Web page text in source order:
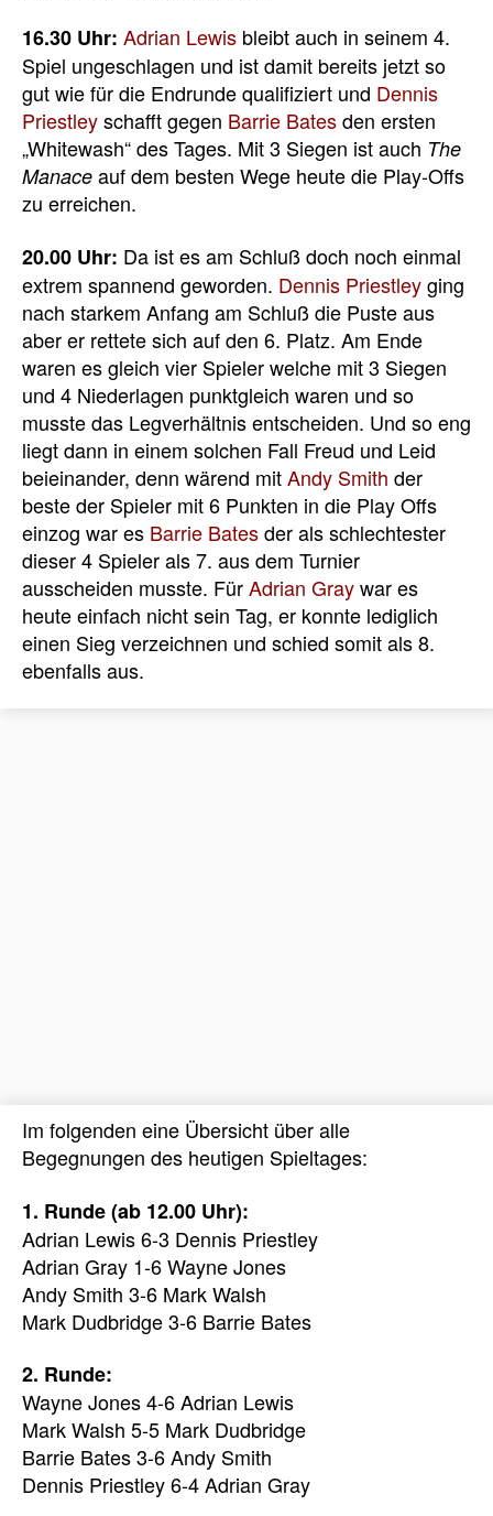
16.30 Uhr: Adrian Lewis bleibt auch in seinem 4.
Spiel ungeschlagen und ist damit bereits jetzt so
gut wie für die Endrunde qualifiziert und Dennis
Priestleyschafft gegen Barrie Batesden ersten
„Whitewash“ des Tages. Mit 3 Siegen ist auch The
Manace auf dem besten Wege heute die Play-Offs
zu erreichen.
20.00 Uhr: Da ist es am Schluß doch noch einmal
extrem spannend geworden. Dennis Priestleyging
nach starkem Anfang am Schluß die Puste aus
aber er rettete sich auf den 6. Platz. Am Ende
waren es gleich vier Spieler welche mit 3 Siegen
und 4 Niederlagen punktgleich waren und so
musste das Legverhältnis entscheiden. Und so eng
liegt dann in einem solchen Fall Freud und Leid
beieinander, denn wärend mitAndy Smith der
beste der Spieler mit 6 Punkten in die Play Offs
einzog war es Barrie Batesder als schlechtester
dieser 4 Spieler als 7. aus dem Turnier
ausscheiden musste. FürAdrian Graywar es
heute einfach nicht sein Tag, er konnte lediglich
einen Sieg verzeichnen und schied somit als 8.
ebenfalls aus.
Im folgenden eine Übersicht über alle
Begegnungen des heutigen Spieltages:
1. Runde (ab 12.00 Uhr):
Adrian Lewis 6-3 Dennis Priestley
Adrian Gray 1-6 Wayne Jones
Andy Smith 3-6 Mark Walsh
Mark Dudbridge 3-6 Barrie Bates
2. Runde:
Wayne Jones 4-6 Adrian Lewis
Mark Walsh 5-5 Mark Dudbridge
Barrie Bates 3-6 Andy Smith
Dennis Priestley 6-4 Adrian Gray